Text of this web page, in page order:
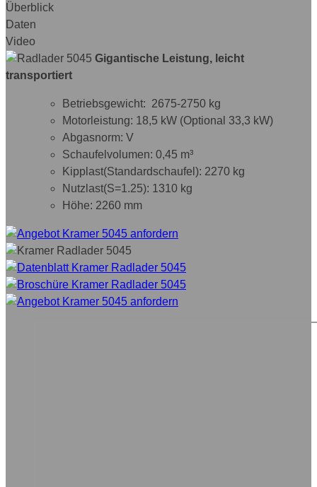
Überblick
Daten
Video
Gigantische Leistung, leicht
transportiert
Betriebsgewicht: 2675-2750 kg
Motorleistung: 18,5 kW (Optional 33,3 kW)
Abgasnorm: V
Schaufelvolumen: 0,45 m³
Kipplast(Standardschaufel): 2270 kg
Nutzlast(S=1.25): 1310 kg
Höhe: 2260 mm